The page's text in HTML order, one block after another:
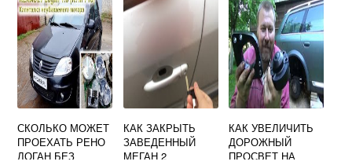
СКОЛЬКО МОЖЕТ
ПРОЕХАТЬ РЕНО
ЛОГАН БЕЗ
КАК ЗАКРЫТЬ
ЗАВЕДЕННЫЙ
МЕГАН 2
КАК УВЕЛИЧИТЬ
ДОРОЖНЫЙ
ПРОСВЕТ НА